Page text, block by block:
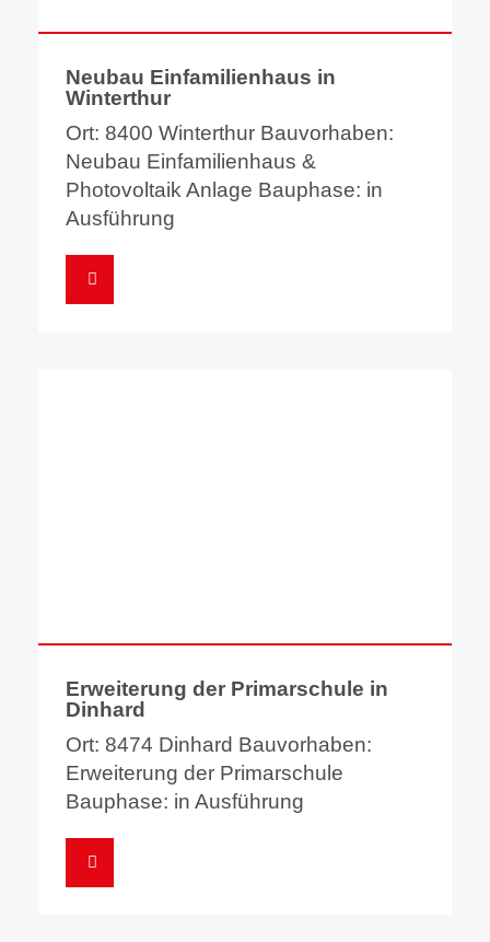
Neubau Einfamilienhaus in
Winterthur
Ort: 8400 Winterthur Bauvorhaben:
Neubau Einfamilienhaus &
Photovoltaik Anlage Bauphase: in
Ausführung
Erweiterung der Primarschule in
Dinhard
Ort: 8474 Dinhard Bauvorhaben:
Erweiterung der Primarschule
Bauphase: in Ausführung